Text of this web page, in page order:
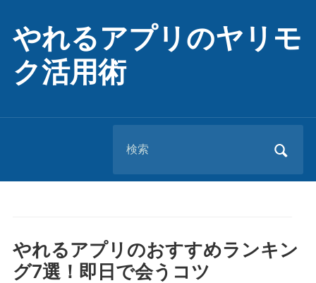
やれるアプリのヤリモ
ク活用術
for:
やれるアプリのおすすめランキン
グ7選！即日で会うコツ